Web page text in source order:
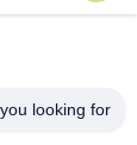
looking for?